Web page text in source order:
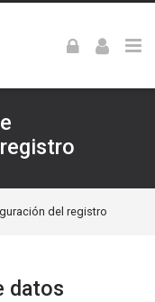
del registro
datos